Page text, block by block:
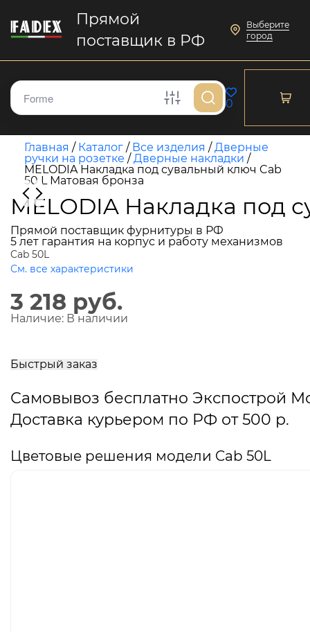
Прямой
поставщик в РФ
Выберите
город
0
Главная / Каталог / Все изделия /Дверные
ручки на розетке /Дверные накладки /
MELODIA Накладка под сувальный ключ Cab
50 L Матовая бронза
MELODIA Накладка под
Прямой поставщик фурнитуры в РФ
5 лет гарантия на корпус и работу механизмов
Cab 50L
См. все характеристики
3 218 руб.
Наличие: В наличии
Быстрый заказ
Самовывоз бесплатно Экспострой
Доставка курьером по РФ от 500 р.
Цветовые решения модели Cab 50L